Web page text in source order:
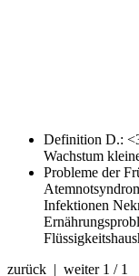
Definition D.:
Wachstum
Probleme der
Infektionen
zurück | weiter 1 / 1